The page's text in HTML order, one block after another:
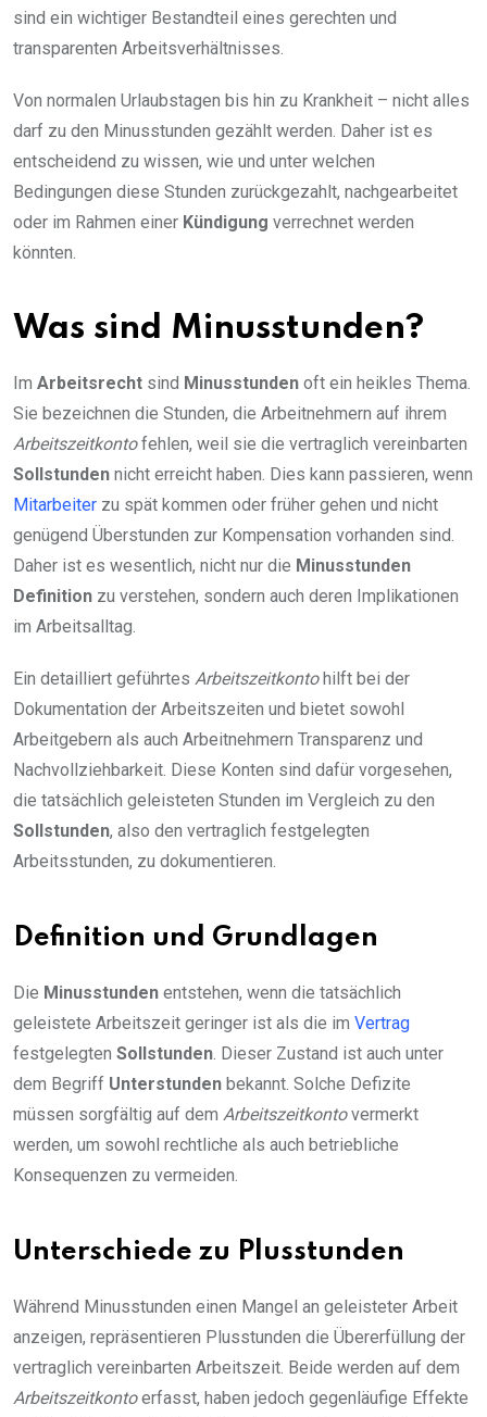
sind ein wichtiger Bestandteil eines gerechten und
transparenten Arbeitsverhältnisses.
Von normalen Urlaubstagen bis hin zu Krankheit – nicht alles
darf zu den Minusstunden gezählt werden. Daher ist es
entscheidend zu wissen, wie und unter welchen
Bedingungen diese Stunden zurückgezahlt, nachgearbeitet
oder im Rahmen einer Kündigung verrechnet werden
könnten.
Was sind Minusstunden?
Im Arbeitsrecht sind Minusstunden oft ein heikles Thema.
Sie bezeichnen die Stunden, die Arbeitnehmern auf ihrem
Arbeitszeitkontofehlen, weil sie die vertraglich vereinbarten
Sollstunden nicht erreicht haben. Dies kann passieren, wenn
Mitarbeiter zu spät kommen oder früher gehen und nicht
genügend Überstunden zur Kompensation vorhanden sind.
Daher ist es wesentlich, nicht nur die Minusstunden
Definition zu verstehen, sondern auch deren Implikationen
im Arbeitsalltag.
Ein detailliert geführtes Arbeitszeitkontohilft bei der
Dokumentation der Arbeitszeiten und bietet sowohl
Arbeitgebern als auch Arbeitnehmern Transparenz und
Nachvollziehbarkeit. Diese Konten sind dafür vorgesehen,
die tatsächlich geleisteten Stunden im Vergleich zu den
Sollstunden, also den vertraglich festgelegten
Arbeitsstunden, zu dokumentieren.
Definition und Grundlagen
Die Minusstunden entstehen, wenn die tatsächlich
geleistete Arbeitszeit geringer ist als die im Vertrag
festgelegten Sollstunden. Dieser Zustand ist auch unter
dem Begriff Unterstunden bekannt. Solche Defizite
müssen sorgfältig auf dem Arbeitszeitkontovermerkt
werden, um sowohl rechtliche als auch betriebliche
Konsequenzen zu vermeiden.
Unterschiede zu Plusstunden
Während Minusstunden einen Mangel an geleisteter Arbeit
anzeigen, repräsentieren Plusstunden die Übererfüllung der
vertraglich vereinbarten Arbeitszeit. Beide werden auf dem
Arbeitszeitkontoerfasst, haben jedoch gegenläufige Effekte